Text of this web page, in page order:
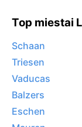
Top miestai
Schaan
Triesen
Vaducas
Balzers
Eschen